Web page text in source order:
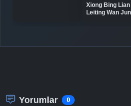
Xiong Bing Lian
Leiting Wan Jun
Yorumlar 0